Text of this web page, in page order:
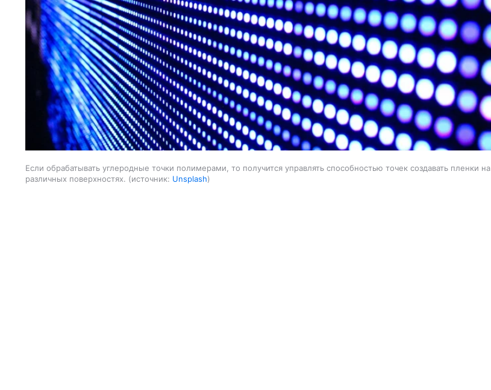
Если обрабатывать углеродные точки полимерами, то получится управлять способностью точек создавать пленки на
различных поверхностях.
источник: Unsplash